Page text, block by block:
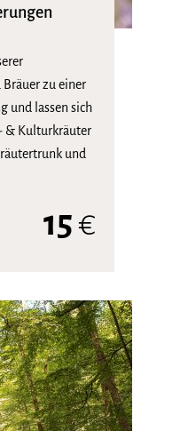
zu einer
und lassen sich
& Kulturkräuter
und
15€